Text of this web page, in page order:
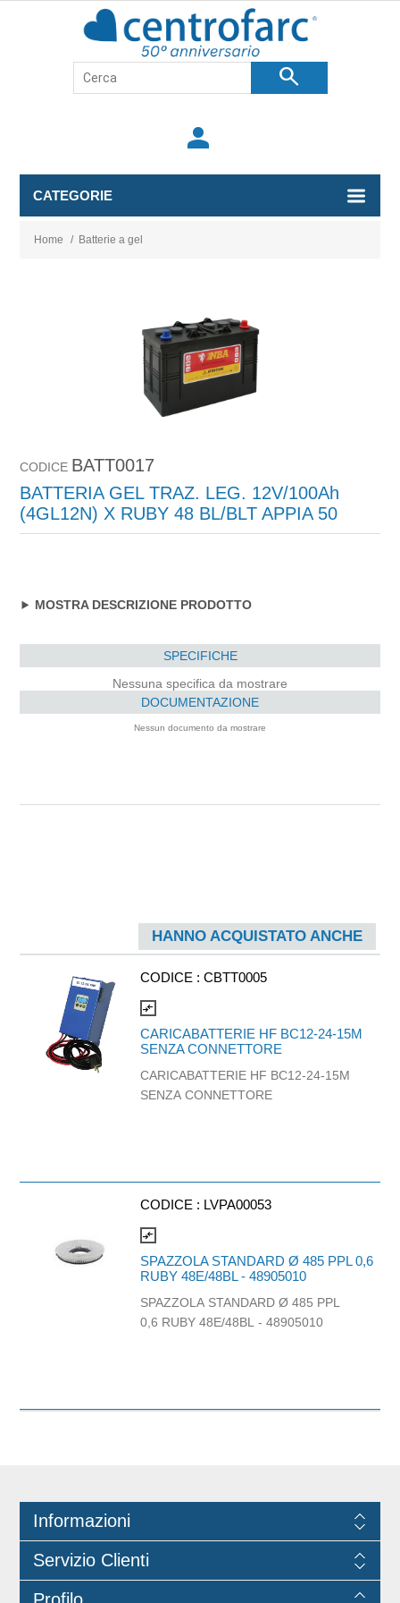
search
person
CATEGORIE
Home / Batterie a gel
CODICE BATT0017
BATTERIA GEL TRAZ. LEG. 12V/100Ah
(4GL12N) X RUBY 48 BL/BLT APPIA 50
MOSTRA DESCRIZIONE PRODOTTO
SPECIFICHE
Nessuna specifica da mostrare
DOCUMENTAZIONE
Nessun documento da mostrare
HANNO ACQUISTATO ANCHE
CODICE : CBTT0005
compare_arrows
CARICABATTERIE HF BC12-24-15M
SENZA CONNETTORE
CARICABATTERIE HF BC12-24-15M
SENZA CONNETTORE
CODICE : LVPA00053
compare_arrows
SPAZZOLA STANDARD Ø 485 PPL 0,6
RUBY 48E/48BL - 48905010
SPAZZOLA STANDARD Ø 485 PPL
0,6 RUBY 48E/48BL - 48905010
Informazioni
Servizio Clienti